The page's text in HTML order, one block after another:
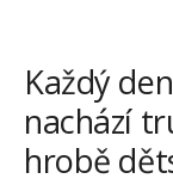
Každý
nachází
hrobě